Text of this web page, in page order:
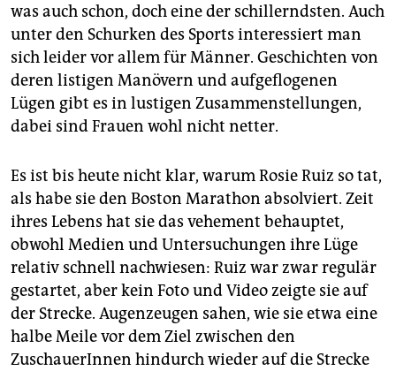
was auch schon, doch eine der schillerndsten. Auch
unter den Schurken des Sports interessiert man
sich leider vor allem für Männer. Geschichten von
deren listigen Manövern und aufgeflogenen
Lügen gibt es in lustigen Zusammenstellungen,
dabei sind Frauen wohl nicht netter.
Es ist bis heute nicht klar, warum Rosie Ruiz so tat,
als habe sie den Boston Marathon absolviert. Zeit
ihres Lebens hat sie das vehement behauptet,
obwohl Medien und Untersuchungen ihre Lüge
relativ schnell nachwiesen: Ruiz war zwar regulär
gestartet, aber kein Foto und Video zeigte sie auf
der Strecke. Augenzeugen sahen, wie sie etwa eine
halbe Meile vor dem Ziel zwischen den
ZuschauerInnen hindurch wieder auf die ­Strecke